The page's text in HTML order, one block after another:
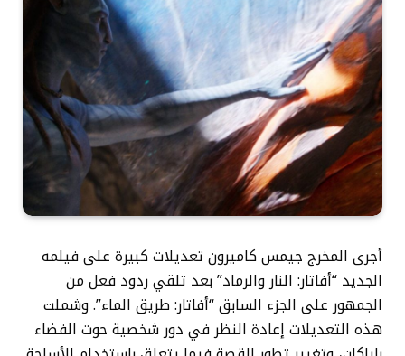
أجرى المخرج جيمس كاميرون تعديلات كبيرة على فيلمه
الجديد “أفاتار: النار والرماد” بعد تلقي ردود فعل من
الجمهور على الجزء السابق “أفاتار: طريق الماء”. وشملت
هذه التعديلات إعادة النظر في دور شخصية حوت الفضاء